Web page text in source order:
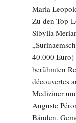
Maria
Zu den Top-
Sibylla
40.000 Euro)
berühmten
découvertes
Mediziner
Auguste
Bänden.